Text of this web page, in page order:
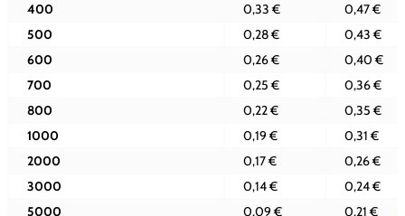
400
0,33 €
0,47 €
500
0,28 €
0,43 €
600
0,26 €
0,40 €
700
0,25 €
0,36 €
800
0,22 €
0,35 €
1000
0,19 €
0,31 €
2000
0,17 €
0,26 €
3000
0,14 €
0,24 €
5000
0,09 € 0,21 €